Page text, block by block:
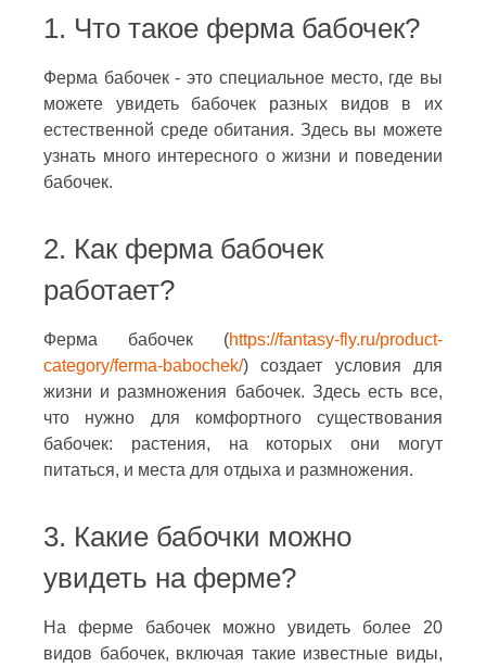
1. Что такое ферма бабочек?
Ферма бабочек - это специальное место, где вы
можете увидеть бабочек разных видов в их
естественной среде обитания. Здесь вы можете
узнать много интересного о жизни и поведении
бабочек.
2. Как ферма бабочек
работает?
Ферма бабочек (https://fantasy-fly.ru/product-
category/ferma-babochek/) создает условия для
жизни и размножения бабочек. Здесь есть все,
что нужно для комфортного существования
бабочек: растения, на которых они могут
питаться, и места для отдыха и размножения.
3. Какие бабочки можно
увидеть на ферме?
На ферме бабочек можно увидеть более 20
видов бабочек, включая такие известные виды,